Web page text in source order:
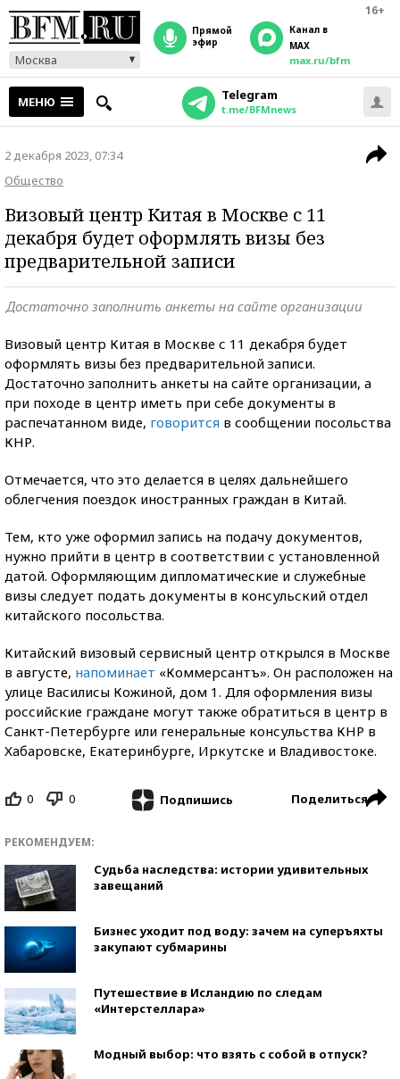
16+
Москва
прямой
эфир
Канал в
MAX
max.ru/bfm
МЕНЮ Telegram
t.me/BFMnews
2 декабря 2023, 07:34
Общество
Визовый центр Китая в Москве с 11
декабря будет оформлять визы без
предварительной записи
Достаточно заполнить анкеты на сайте организации
Визовый центр Китая в Москве с 11 декабря будет
оформлять визы без предварительной записи.
Достаточно заполнить анкеты на сайте организации, а
при походе в центр иметь при себе документы в
распечатанном виде, говорится в сообщении посольства
КНР.
Отмечается, что это делается в целях дальнейшего
облегчения поездок иностранных граждан в Китай.
Тем, кто уже оформил запись на подачу документов,
нужно прийти в центр в соответствии с установленной
датой. Оформляющим дипломатические и служебные
визы следует подать документы в консульский отдел
китайского посольства.
Китайский визовый сервисный центр открылся в Москве
в августе, напоминает «Коммерсантъ». Он расположен на
улице Василисы Кожиной, дом 1. Для оформления визы
российские граждане могут также обратиться в центр в
Санкт-Петербурге или генеральные консульства КНР в
Хабаровске, Екатеринбурге, Иркутске и Владивостоке.
0 0 Подпишись Поделиться
РЕКОМЕНДУЕМ:
Судьба наследства: истории удивительных
завещаний
Бизнес уходит под воду: зачем на суперъяхты
закупают субмарины
Путешествие в Исландию по следам
«Интерстеллара»
Модный выбор: что взять с собой в отпуск?